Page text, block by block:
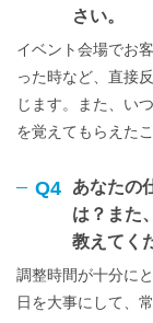
さい。
イベント会場でお
った時など、直接
じます。また、い
を覚えてもらえた
Q4
あなたの
は？また
教えてく
調整時間が十分に
日を大事にして、